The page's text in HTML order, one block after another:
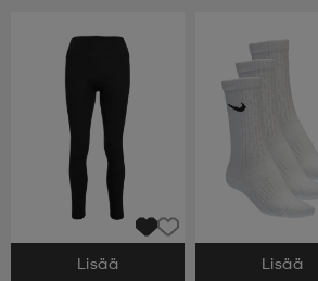
Valitse Koko
Lisää Valitse Koko
Lisää